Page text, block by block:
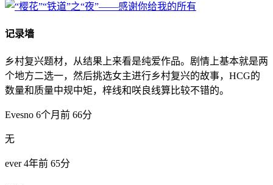
记录墙
乡村复兴题材，从结果上来看是纯爱作品。剧情上基本就是两
个地方二选一，然后挑选女主进行乡村复兴的故事，HCG的
数量和质量中规中矩，梓线和咲良线算比较不错的。
Evesno 6个月前 66分
无
ever 4年前 65分